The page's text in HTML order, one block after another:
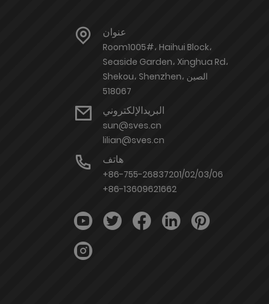
عنوان
Room1005#، Haihui Block،
Seaside Garden، Xinghua Rd،
Shekou، Shenzhen، الصين
518067
البريدالإلكتروني
sun@sves.cn
lilian@sves.cn
هاتف
+86-755-26837201/02/03/06
+86-13609621662